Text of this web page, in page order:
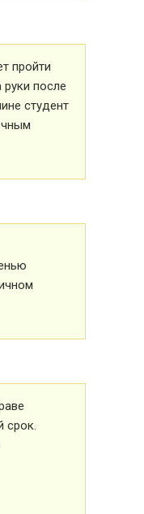
пройти
после
студент
срок.